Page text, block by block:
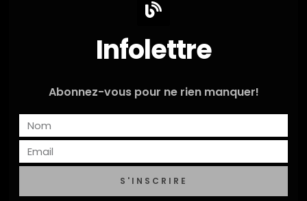
Infolettre
Abonnez-vous pour ne rien manquer!
S'INSCRIRE